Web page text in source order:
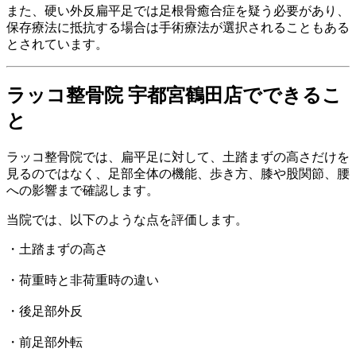
また、硬い外反扁平足では足根骨癒合症を疑う必要があり、
保存療法に抵抗する場合は手術療法が選択されることもある
とされています。
ラッコ整骨院 宇都宮鶴田店でできるこ
と
ラッコ整骨院では、扁平足に対して、土踏まずの高さだけを
見るのではなく、足部全体の機能、歩き方、膝や股関節、腰
への影響まで確認します。
当院では、以下のような点を評価します。
・土踏まずの高さ
・荷重時と非荷重時の違い
・後足部外反
・前足部外転